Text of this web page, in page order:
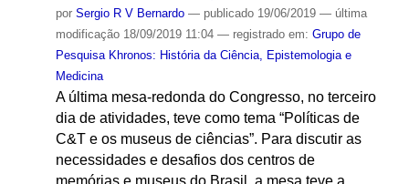
por Sergio R V Bernardo — publicado19/06/2019 — última
modificação18/09/2019 11:04 — registrado em: Grupo de
Pesquisa Khronos: História da Ciência, Epistemologia e
Medicina
A última mesa-redonda do Congresso, no terceiro
dia de atividades, teve como tema “Políticas de
C&T e os museus de ciências”. Para discutir as
necessidades e desafios dos centros de
memórias e museus do Brasil, a mesa teve a